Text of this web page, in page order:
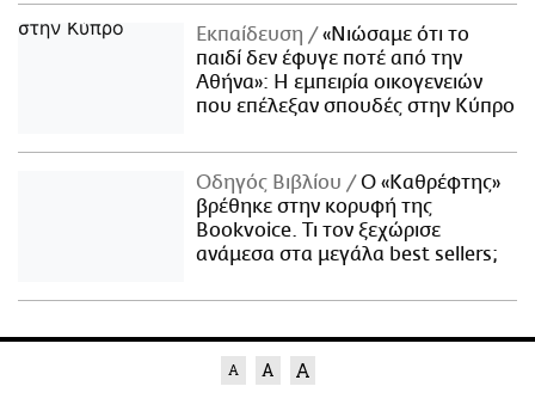
Εκπαίδευση
«Νιώσαμε ότι το
παιδί δεν έφυγε ποτέ από την
Αθήνα»: Η εμπειρία οικογενειών
που επέλεξαν σπουδές στην Κύπρο
Οδηγός Βιβλίου
Ο «Καθρέφτης»
βρέθηκε στην κορυφή της
Bookvoice. Τι τον ξεχώρισε
ανάμεσα στα μεγάλα best sellers;